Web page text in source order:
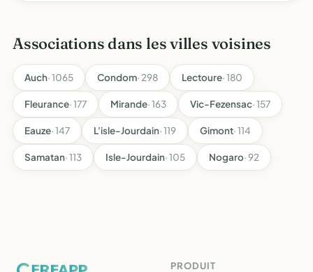
Associations dans les villes voisines
Auch· 1065 Condom· 298 Lectoure· 180
Fleurance· 177 Mirande· 163 Vic-Fezensac· 157
Eauze· 147 L'isle-Jourdain· 119 Gimont· 114
Samatan· 113 Isle-Jourdain· 105 Nogaro· 92
PRODUIT